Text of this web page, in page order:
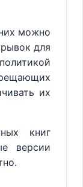
можно
для
их
книг
версии